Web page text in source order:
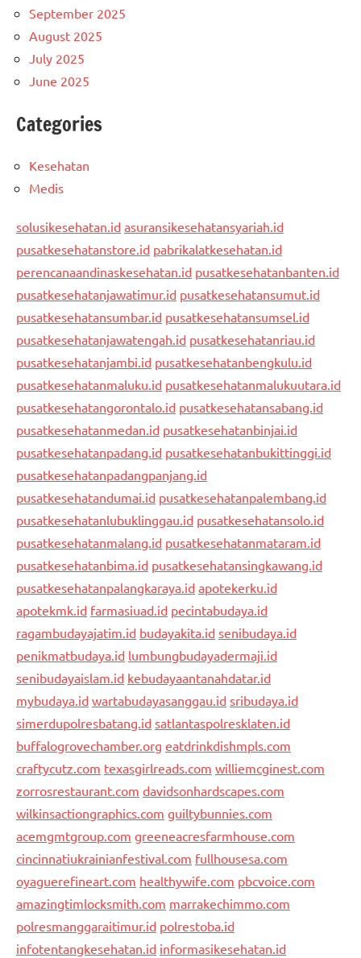
September 2025
August 2025
July 2025
June 2025
Categories
Kesehatan
Medis
solusikesehatan.id asuransikesehatansyariah.id
pusatkesehatanstore.id pabrikalatkesehatan.id
perencanaandinaskesehatan.id pusatkesehatanbanten.id
pusatkesehatanjawatimur.id pusatkesehatansumut.id
pusatkesehatansumbar.id pusatkesehatansumsel.id
pusatkesehatanjawatengah.id pusatkesehatanriau.id
pusatkesehatanjambi.id pusatkesehatanbengkulu.id
pusatkesehatanmaluku.id pusatkesehatanmalukuutara.id
pusatkesehatangorontalo.id pusatkesehatansabang.id
pusatkesehatanmedan.id pusatkesehatanbinjai.id
pusatkesehatanpadang.id pusatkesehatanbukittinggi.id
pusatkesehatanpadangpanjang.id
pusatkesehatandumai.id pusatkesehatanpalembang.id
pusatkesehatanlubuklinggau.id pusatkesehatansolo.id
pusatkesehatanmalang.id pusatkesehatanmataram.id
pusatkesehatanbima.id pusatkesehatansingkawang.id
pusatkesehatanpalangkaraya.id apotekerku.id
apotekmk.id farmasiuad.id pecintabudaya.id
ragambudayajatim.id budayakita.id senibudaya.id
penikmatbudaya.id lumbungbudayadermaji.id
senibudayaislam.id kebudayaantanahdatar.id
mybudaya.id wartabudayasanggau.id sribudaya.id
simerdupolresbatang.id satlantaspolresklaten.id
buffalogrovechamber.org eatdrinkdishmpls.com
craftycutz.com texasgirlreads.com williemcginest.com
zorrosrestaurant.com davidsonhardscapes.com
wilkinsactiongraphics.com guiltybunnies.com
acemgmtgroup.com greeneacresfarmhouse.com
cincinnatiukrainianfestival.com fullhousesa.com
oyaguerefineart.com healthywife.com pbcvoice.com
amazingtimlocksmith.com marrakechimmo.com
polresmanggaraitimur.id polrestoba.id
infotentangkesehatan.id informasikesehatan.id